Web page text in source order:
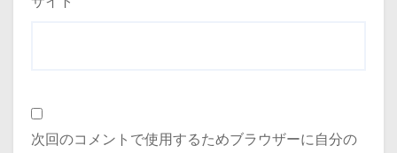
次回のコメントで使用するためブラウザーに自分の